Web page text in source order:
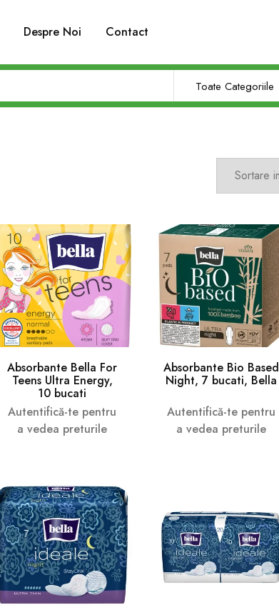
Despre Noi Contact
Toate Categoriile
Absorbante Bella For
Teens Ultra Energy,
10 bucati
Autentifică-te pentru
a vedea preturile
Absorbante Bio Based
Night, 7 bucati, Bella
Autentifică-te pentru
a vedea preturile